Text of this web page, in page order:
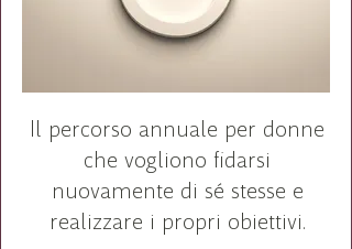
Il percorso annuale per donne
che vogliono fidarsi
nuovamente di sé stesse e
realizzare i propri obiettivi.